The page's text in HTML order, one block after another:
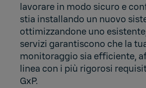
lavorare in modo sicuro e
stia installando un nuovo
ottimizzandone uno
servizi garantiscono che la
monitoraggio sia efficiente,
linea con i più rigorosi
GxP.